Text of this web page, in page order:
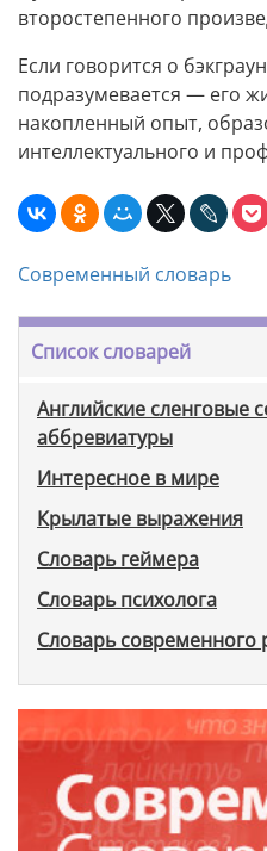
второстепенного
Если говорится о
подразумевается — его
накопленный опыт,
интеллектуального и
Современный словарь
Список словарей
Английские сленговые
аббревиатуры
Интересное в мире
Крылатые выражения
Словарь геймера
Словарь психолога
Словарь современного